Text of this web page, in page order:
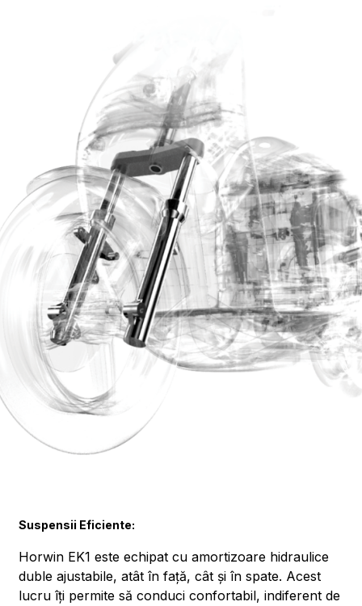
Suspensii Eficiente:
Horwin EK1 este echipat cu amortizoare hidraulice
duble ajustabile, atât în față, cât și în spate. Acest
lucru îți permite să conduci confortabil, indiferent de